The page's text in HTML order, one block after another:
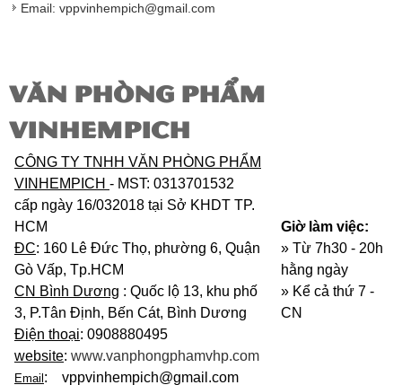
Email: vppvinhempich@gmail.com
VĂN PHÒNG PHẨM
VINHEMPICH
CÔNG TY TNHH VĂN PHÒNG PHẨM
VINHEMPICH - MST: 0313701532
cấp ngày 16/032018 tại Sở KHDT TP.
HCM
ĐC: 160 Lê Đức Thọ, phường 6, Quận
Gò Vấp, Tp.HCM
CN Bình Dương : Quốc lộ 13, khu phố
3, P.Tân Định, Bến Cát, Bình Dương
Điện thoại: 0908880495
website: www.vanphongphamvhp.com
Email : vppvinhempich@gmail.com
Giờ làm việc:
» Từ 7h30 - 20h
hằng ngày
» Kể cả thứ 7 -
CN